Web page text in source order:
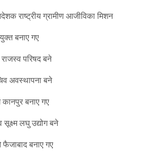
राष्ट्रीय ग्रामीण आजीविका मिशन
बनाए गए
परिषद बने
अवस्थापना बने
बनाए गए
सूक्ष्म लघु उद्योग बने
बनाए गए